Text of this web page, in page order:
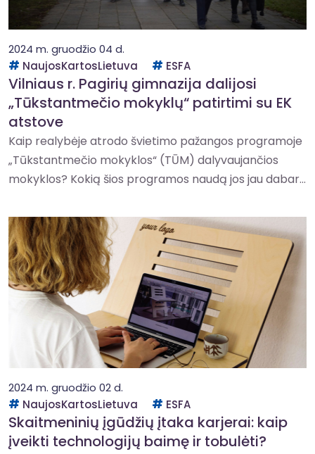
2024 m. gruodžio 04 d.
NaujosKartosLietuva
ESFA
Vilniaus r. Pagirių gimnazija dalijosi
„Tūkstantmečio mokyklų“ patirtimi su EK
atstove
Kaip realybėje atrodo švietimo pažangos programoje
„Tūkstantmečio mokyklos“ (TŪM) dalyvaujančios
mokyklos? Kokią šios programos naudą jos jau dabar...
2024 m. gruodžio 02 d.
NaujosKartosLietuva
ESFA
Skaitmeninių įgūdžių įtaka karjerai: kaip
įveikti technologijų baimę ir tobulėti?